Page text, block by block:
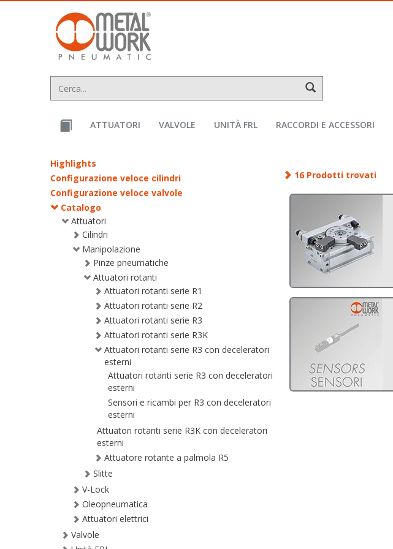
text.skipToContent
text.skipToNavigation
ATTUATORI VALVOLE UNITÀ FRL RACCORDI E ACCESSORI
Highlights
Configurazione veloce cilindri
Configurazione veloce valvole
Catalogo
Attuatori
Cilindri
Manipolazione
Pinze pneumatiche
Attuatori rotanti
Attuatori rotanti serie R1
Attuatori rotanti serie R2
Attuatori rotanti serie R3
Attuatori rotanti serie R3K
Attuatori rotanti serie R3 con deceleratori
esterni
Attuatori rotanti serie R3 con deceleratori
esterni
Sensori e ricambi per R3 con deceleratori
esterni
Attuatori rotanti serie R3K con deceleratori
esterni
Attuatore rotante a palmola R5
Slitte
V-Lock
Oleopneumatica
Attuatori elettrici
Valvole
16 Prodotti trovati